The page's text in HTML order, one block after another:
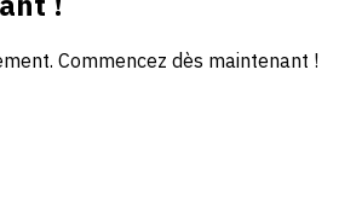
Commencez dès maintenant !